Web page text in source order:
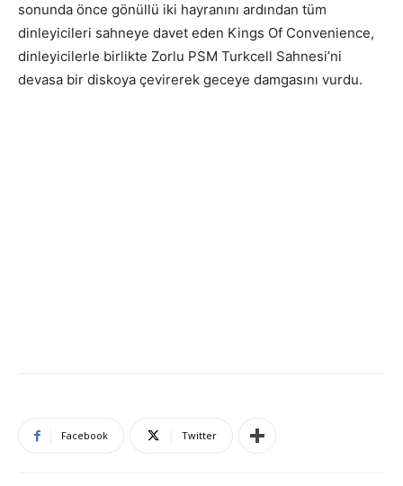
sonunda önce gönüllü iki hayranını ardından tüm
dinleyicileri sahneye davet eden Kings Of Convenience,
dinleyicilerle birlikte Zorlu PSM Turkcell Sahnesi’ni
devasa bir diskoya çevirerek geceye damgasını vurdu.
Facebook Twitter